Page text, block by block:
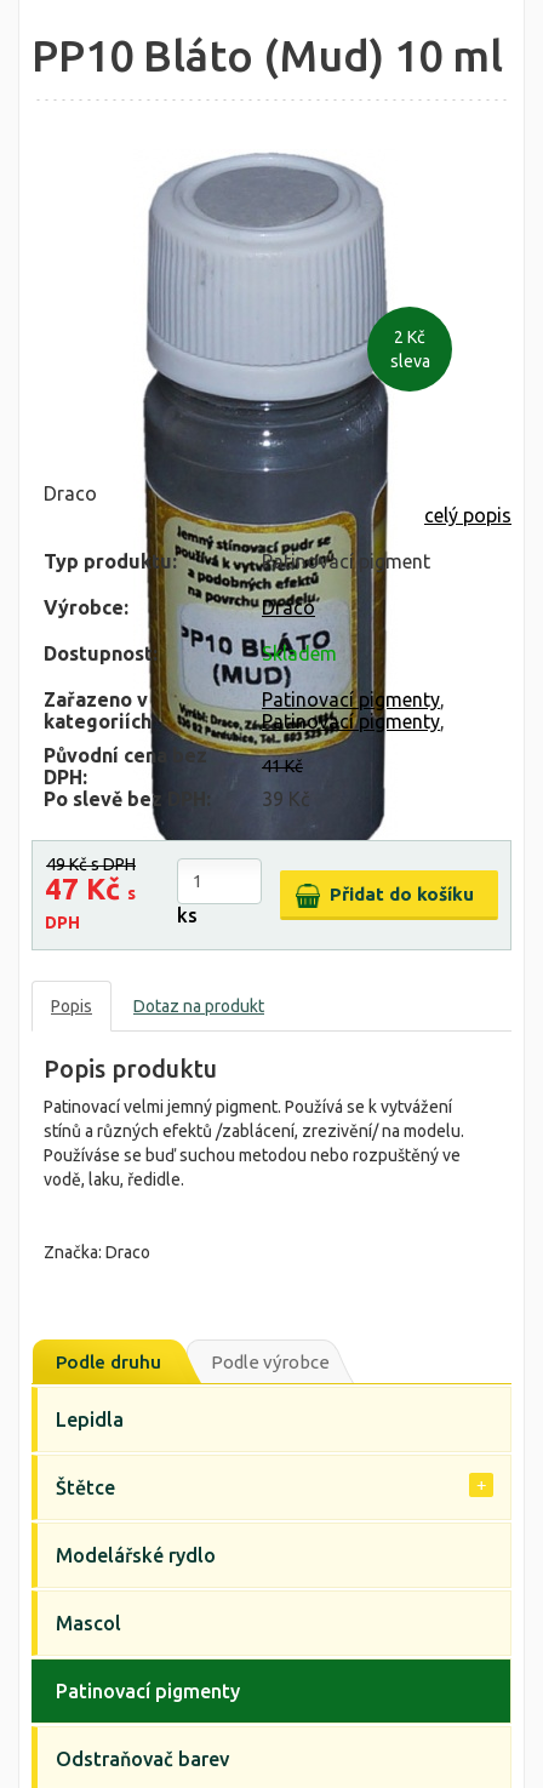
PP10 Bláto (Mud) 10 ml
2 Kč
sleva
Draco
celý popis
Typ produktu: Patinovací pigment
Výrobce: Draco
Dostupnost: Skladem
Zařazeno v
kategoriích
Patinovací pigmenty,
Patinovací pigmenty,
Původní cena bez
DPH:
41 Kč
Po slevě bez DPH: 39 Kč
49 Kčs DPH
47 Kč s
DPH
ks
Popis Dotaz na produkt
Popis produktu
Patinovací velmi jemný pigment. Používá se k vytvážení
stínů a různých efektů /zablácení, zrezivění/ na modelu.
Používáse se buď suchou metodou nebo rozpuštěný ve
vodě, laku, ředidle.
Značka: Draco
Podle druhu Podle výrobce
Lepidla
Štětce
Modelářské rydlo
Mascol
Patinovací pigmenty
Odstraňovač barev